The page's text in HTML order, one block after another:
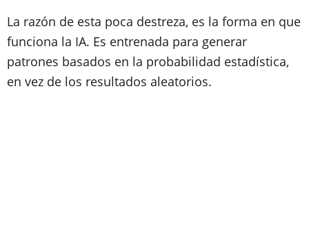
La razón de esta poca destreza, es la forma en que
funciona la IA. Es entrenada para generar
patrones basados en la probabilidad estadística,
en vez de los resultados aleatorios.